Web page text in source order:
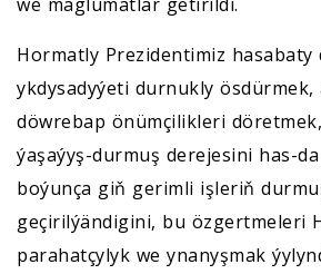
Hormatly Prezidentimiz hasabaty
ykdysadyýeti durnukly
döwrebap önümçilikleri
ýaşaýyş-durmuş derejesini has-
boýunça giň gerimli işleriň
geçirilýändigini, bu özgertmeleri
parahatçylyk we ynanyşmak